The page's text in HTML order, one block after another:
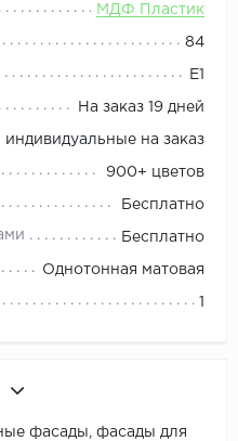
МДФ Пластик
84
E1
На заказ 19 дней
индивидуальные на заказ
900+ цветов
Бесплатно
Бесплатно
Однотонная матовая
фасады, фасады для